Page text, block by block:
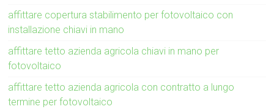
affittare copertura stabilimento per fotovoltaico con
installazione chiavi in mano
affittare tetto azienda agricola chiavi in mano per
fotovoltaico
affittare tetto azienda agricola con contratto a lungo
termine per fotovoltaico